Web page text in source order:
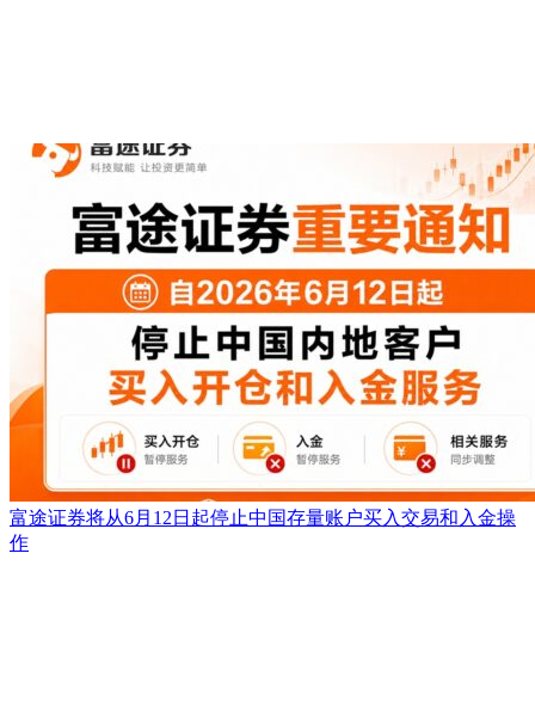
富途证券将从6月12日起停止中国存量账户买入交易和入金操
作